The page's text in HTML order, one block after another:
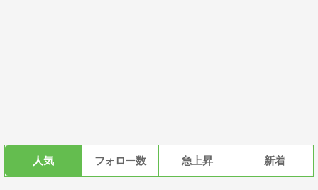
人気 フォロー数 急上昇 新着